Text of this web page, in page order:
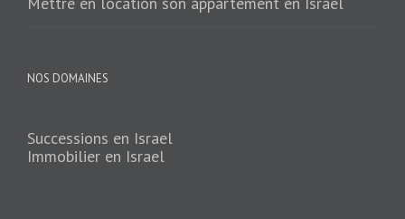
NOS DOMAINES
Successions en Israel
Immobilier en Israel